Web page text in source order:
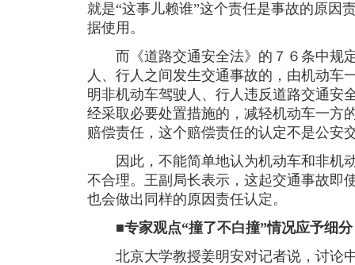
就是“这事儿赖谁”这个责任是事故的原因
据使用。
而《道路交通安全法》的７６条中规
人、行人之间发生交通事故的，由机动车
明非机动车驾驶人、行人违反道路交通安
经采取必要处置措施的，减轻机动车一方
赔偿责任，这个赔偿责任的认定不是公安
因此，不能简单地认为机动车和非机
不合理。王副局长表示，这起交通事故即
也会做出同样的原因责任认定。
■专家观点“撞了不白撞”情况应予细分
北京大学教授姜明安对记者说，讨论